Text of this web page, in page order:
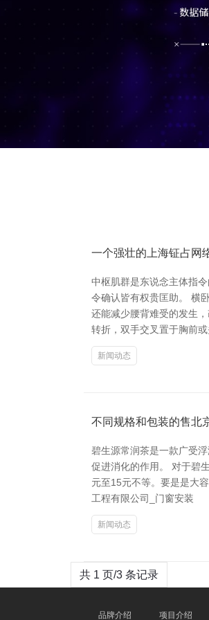
一个强壮的上海钲占网
中枢肌群是东说念主体指
令确认皆有权贵匡助。 横
还能减少腰背难受的发生
转折，双手交叉置于胸前
新闻动态
不同规格和包装的售北
碧生源常润茶是一款广受
促进消化的作用。 对于碧
元至15元不等。要是是大
工程有限公司_门窗安装
新闻动态
共 1 页/3 条记录
品牌介绍 项目介绍